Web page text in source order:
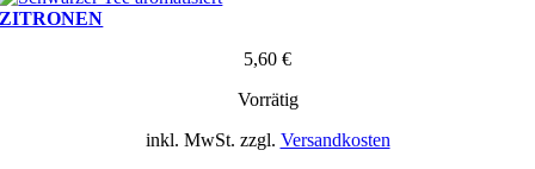
ZITRONEN
5,60 €
Vorrätig
inkl. MwSt. zzgl. Versandkosten